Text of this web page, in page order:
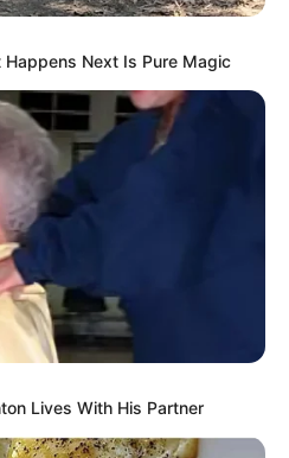
Köln - Auf der
auf spannende Weise
Schokolade gegeben - vom
Schokolade, wobei man
die süße Kost sogar
unter
Museum in Köln - In
am Rhein wird eine
die Geschichte des Sports,
Antike bis zur Gegenwart,
Clou kann außerdem auf
oder Basketball gespielt
Next Is Pure Magic
Lives With His Partner